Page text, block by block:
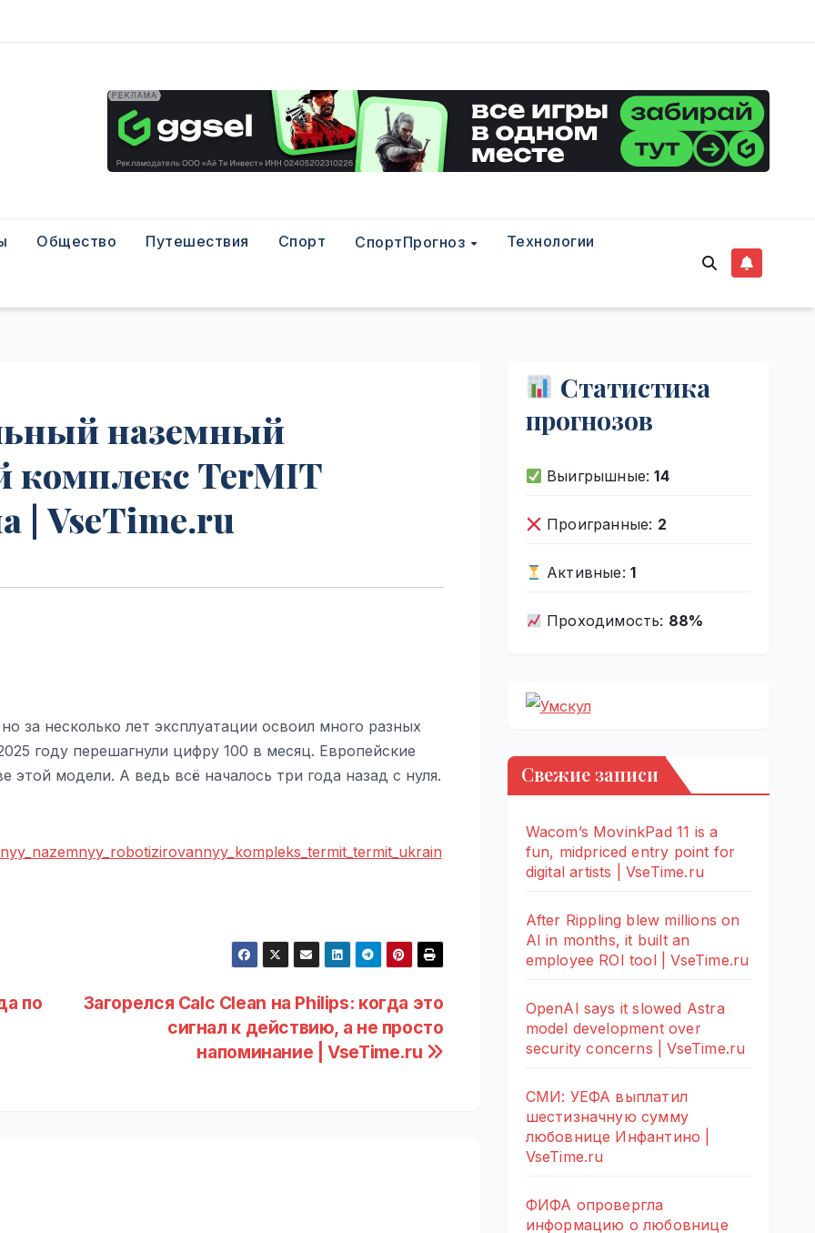
Общество Путешествия Спорт СпортПрогноз Технологии
наземный
комплекс TerMIT
| VseTime.ru
за несколько лет эксплуатации освоил много разных
году перешагнули цифру 100 в месяц. Европейские
этой модели. А ведь всё началось три года назад с нуля.
Загорелся Calc Clean на Philips: когда это
сигнал к действию, а не просто
напоминание | VseTime.ru
по
Статистика
прогнозов
Выигрышные:14
Проигранные: 2
Активные: 1
Проходимость: 88%
Свежие записи
Wacom’s MovinkPad 11 is a
fun, midpriced entry point for
digital artists | VseTime.ru
After Rippling blew millions on
AI in months, it built an
employee ROI tool | VseTime.ru
OpenAI says it slowed Astra
model development over
security concerns | VseTime.ru
СМИ: УЕФА выплатил
шестизначную сумму
любовнице Инфантино |
VseTime.ru
ФИФА опровергла
информацию о любовнице